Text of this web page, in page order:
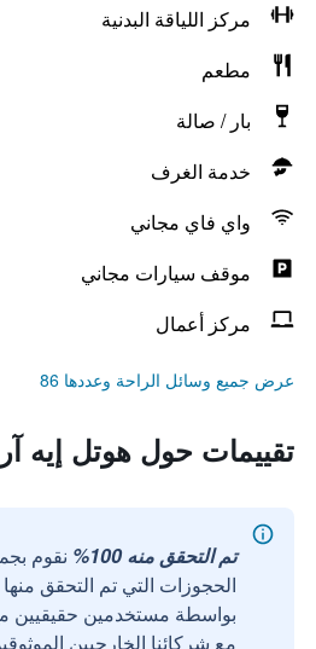
مركز اللياقة البدنية
مطعم
بار / صالة
خدمة الغرف
واي فاي مجاني
موقف سيارات مجاني
مركز أعمال
عرض جميع وسائل الراحة وعددها 86
تقييمات حول هوتل إيه آر
تم التحقق منه 100%
نقوم
الحجوزات التي تم التحقق
مع شركائنا الخارجيين